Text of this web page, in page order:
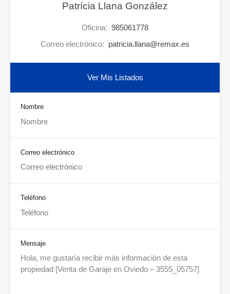
Patrícia Llana González
Oficina: 985061778
Correo electrónico: patricia.llana@remax.es
Ver Mis Listados
Nombre
Correo electrónico
Teléfono
Mensaje